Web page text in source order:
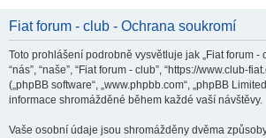
Fiat forum - club - Ochrana soukromí
Toto prohlášení podrobně vysvětluje jak „Fiat forum -
“nás”, “naše”, “Fiat forum - club”, “https://www.club-
(„phpBB software“, „www.phpbb.com“, „phpBB
informace shromážděné během každé vaší návštěvy.
Vaše osobní údaje jsou shromážděny dvěma